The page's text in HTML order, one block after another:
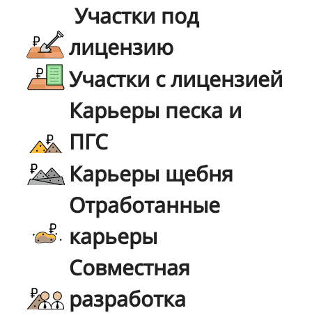
Участки под
лицензию
Участки с лицензией
Карьеры песка и
ПГС
Карьеры щебня
Отработанные
карьеры
Совместная
разработка